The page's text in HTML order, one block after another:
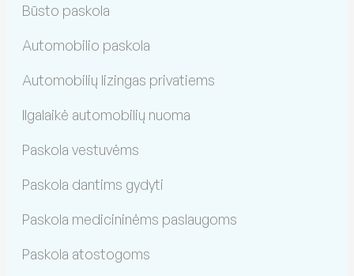
Būsto paskola
Automobilio paskola
Automobilių lizingas privatiems
Ilgalaikė automobilių nuoma
Paskola vestuvėms
Paskola dantims gydyti
Paskola medicininėms paslaugoms
Paskola atostogoms